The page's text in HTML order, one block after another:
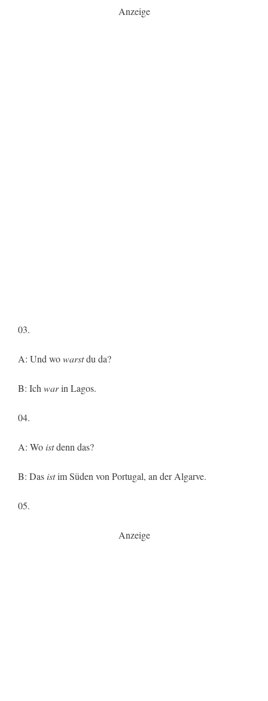
Anzeige
03.
A: Und wowarstdu da?
B: Ich warin Lagos.
04.
A: Wo istdenn das?
B: Das istim Süden von Portugal, an der Algarve.
05.
Anzeige